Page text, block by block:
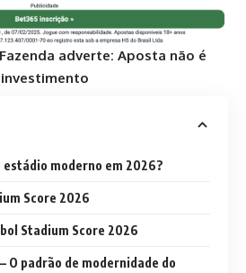
adverte: Aposta não é
investimento
estádio moderno em 2026?
Score 2026
Stadium Score 2026
O padrão de modernidade do